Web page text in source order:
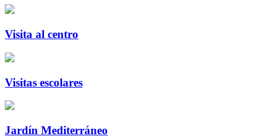
Visita al centro
Visitas escolares
Jardín Mediterráneo